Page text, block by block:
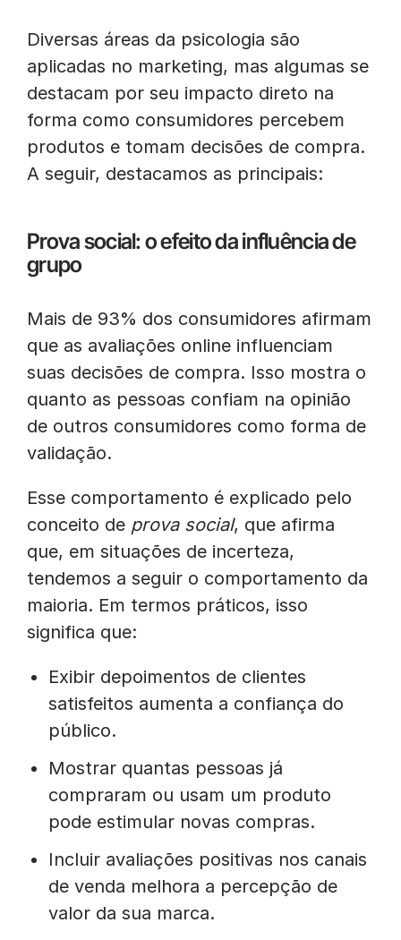
Diversas áreas da psicologia são
aplicadas no marketing, mas algumas se
destacam por seu impacto direto na
forma como consumidores percebem
produtos e tomam decisões de compra.
A seguir, destacamos as principais:
Prova social: o efeito da influência de
grupo
Mais de 93% dos consumidores afirmam
que as avaliações online influenciam
suas decisões de compra. Isso mostra o
quanto as pessoas confiam na opinião
de outros consumidores como forma de
validação.
Esse comportamento é explicado pelo
conceito de prova social, que afirma
que, em situações de incerteza,
tendemos a seguir o comportamento da
maioria. Em termos práticos, isso
significa que:
Exibir depoimentos de clientes
satisfeitos aumenta a confiança do
público.
Mostrar quantas pessoas já
compraram ou usam um produto
pode estimular novas compras.
Incluir avaliações positivas nos canais
de venda melhora a percepção de
valor da sua marca.